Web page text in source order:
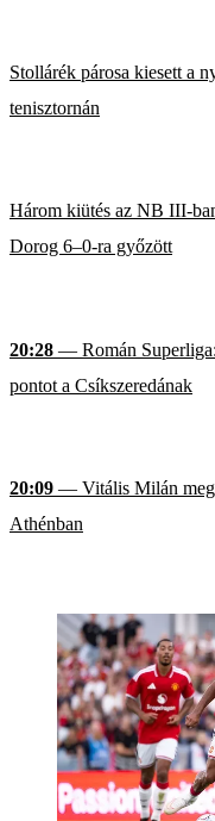
Stollárék párosa kiesett a
tenisztornán
Három kiütés az NB III-
Dorog 6–0-ra győzött
20:28 — Román
pontot a Csíkszeredának
20:09 — Vitális Milán
Athénban